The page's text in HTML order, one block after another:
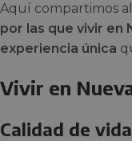
Aquí compartimos
por las que vivir en
experiencia única
Vivir en
Calidad de vida